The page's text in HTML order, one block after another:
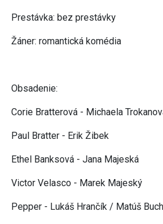
Prestávka: bez prestávky
Žáner: romantická komédia
Obsadenie:
Corie Bratterová - Michaela
Paul Bratter - Erik Žibek
Ethel Banksová - Jana Majeská
Victor Velasco - Marek Majeský
Pepper - Lukáš Hrančík / Matúš Buch